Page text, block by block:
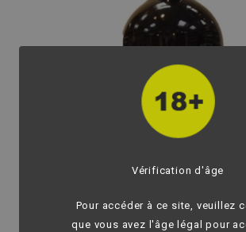
Vérification d'âge
Pour accéder à ce site, veuillez
que vous avez l'âge légal pour